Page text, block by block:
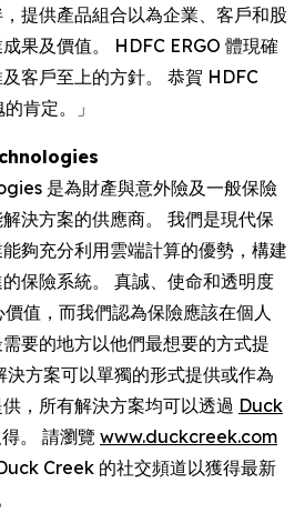
提供產品組合以為企業、客戶和股
果及價值。 HDFC ERGO 體現確
客戶至上的方針。 恭賀 HDFC
肯定。」
是為財產與意外險及一般保險
決方案的供應商。 我們是現代保
夠充分利用雲端計算的優勢，構建
保險系統。 真誠、使命和透明度
值，而我們認為保險應該在個人
要的地方以他們最想要的方式提
方案可以單獨的形式提供或作為
，所有解決方案均可以透過 Duck
。 請瀏覽 www.duckcreek.com
Creek 的社交頻道以獲得最新